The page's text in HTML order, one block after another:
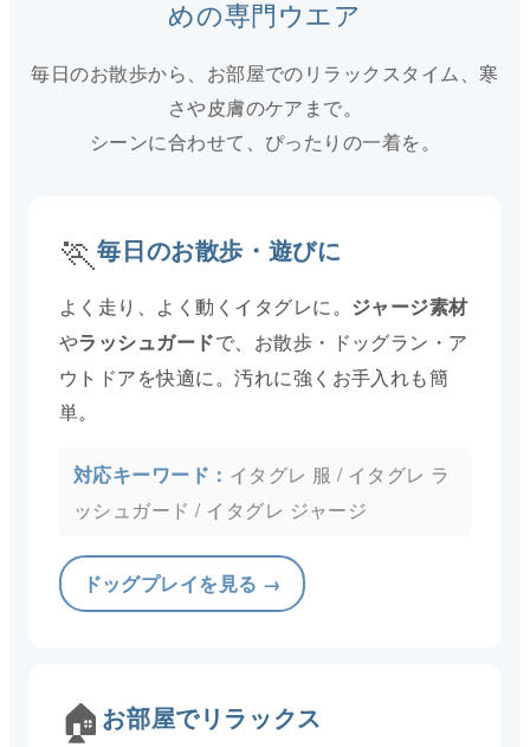
めの専門ウエア
毎日のお散歩から、お部屋でのリラックスタイム、寒
さや皮膚のケアまで。
シーンに合わせて、ぴったりの一着を。
🏃毎日のお散歩・遊びに
よく走り、よく動くイタグレに。 ジャージ素材
やラッシュガードで、お散歩・ドッグラン・ア
ウトドアを快適に。汚れに強くお手入れも簡
単。
イタグレ 服 / イタグレ ラ
ッシュガード / イタグレ ジャージ
ドッグプレイを見る →
🏠 お部屋でリラックス